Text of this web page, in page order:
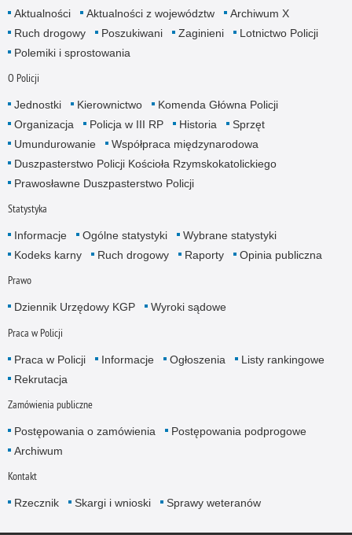
Aktualności Aktualności z województw
Archiwum X
Ruch drogowy
Poszukiwani Zaginieni
Lotnictwo Policji
Polemiki i sprostowania
O Policji
Jednostki Kierownictwo
Komenda Główna Policji
Organizacja
Policja w III RP Historia
Sprzęt
Umundurowanie
Współpraca międzynarodowa
Duszpasterstwo Policji Kościoła Rzymskokatolickiego
Prawosławne Duszpasterstwo Policji
Statystyka
Informacje Ogólne statystyki
Wybrane statystyki
Kodeks karny
Ruch drogowy Raporty Opinia publiczna
Prawo
Dziennik Urzędowy KGP Wyroki sądowe
Praca w Policji
Praca w Policji Informacje Ogłoszenia
Listy rankingowe
Rekrutacja
Zamówienia publiczne
Postępowania o zamówienia
Postępowania podprogowe
Archiwum
Kontakt
Rzecznik Skargi i wnioski Sprawy weteranów